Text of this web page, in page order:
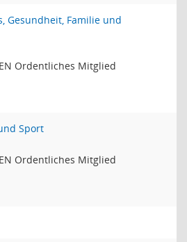
Gesundheit, Familie und
Ordentliches Mitglied
Sport
Ordentliches Mitglied